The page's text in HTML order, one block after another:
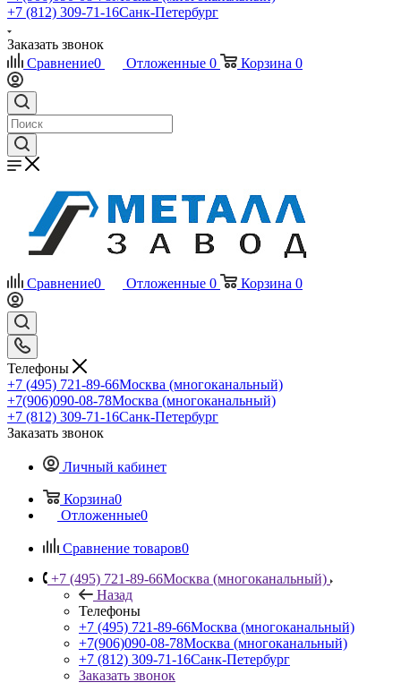
+7 (812) 309-71-16Санк-Петербург
Заказать звонок
Сравнение0 Отложенные 0 Корзина 0
Сравнение0 Отложенные 0 Корзина 0
Телефоны
+7 (495) 721-89-66Москва (многоканальный)
+7(906)090-08-78Москва (многоканальный)
+7 (812) 309-71-16Санк-Петербург
Заказать звонок
Личный кабинет
Корзина0
Отложенные0
Сравнение товаров0
+7 (495) 721-89-66Москва (многоканальный)
Назад
Телефоны
+7 (495) 721-89-66Москва (многоканальный)
+7(906)090-08-78Москва (многоканальный)
+7 (812) 309-71-16Санк-Петербург
Заказать звонок